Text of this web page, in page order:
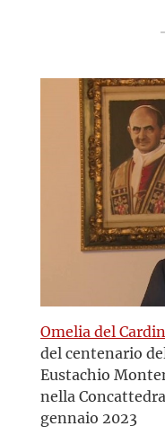
Omelia del
del centenario
Eustachio
nella
gennaio 2023